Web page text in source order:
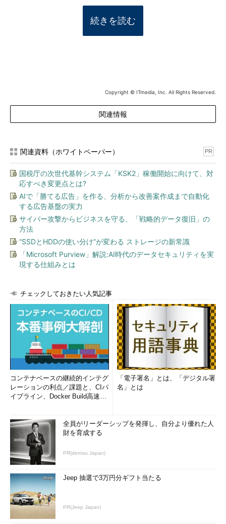
続きを読む
Copyright © ITmedia, Inc. All Rights Reserved.
関連情報
関連資料（ホワイトペーパー） PR
国税庁の次世代基幹システム「KSK2」稼働開始に向けて、対
応すべき変更点とは?
AIで「勝てる広告」を作る、分析から改善案作成まで自動化
する広告基盤の実力
サイバー攻撃からビジネスを守る、「戦略的データ復旧」の
方法
“SSDとHDDの使い分け”が変わる ストレージの新常識
「Microsoft Purview」解説:AI時代のデータセキュリティを実
現する仕組みとは
チェックしておきたい人気記事
コンテナベースの継続的インテグ
レーションの利点／課題と、CIパ
イプライン、Docker Build高速化
「電子署名」とは、「デジタル署
名」とは
全員がリーダーシップを発揮し、自分より優れた人
財を育成する
PR(dentsu Japan)
Jeep 抽選で3万円分ギフト当たる
PR(Jeep Japan)